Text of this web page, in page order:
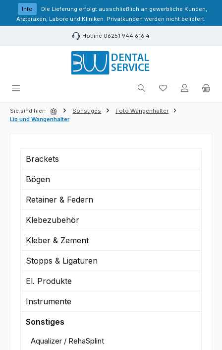
Zum Hauptinhalt springen
Info
Die Lieferung erfolgt ausschließlich an gewerbliche Kunden,
Arztpraxen, Labore und Kliniken. Privatkunden werden nicht beliefert.
Hotline 06251 944 616 4
Du hast 0
Sie sind hier: Sonstiges
Foto Wangenhalter
Lip und Wangenhalter
Brackets
Bögen
Retainer & Federn
Klebezubehör
Kleber & Zement
Stopps & Ligaturen
El. Produkte
Instrumente
Sonstiges
Aqualizer / RehaSplint